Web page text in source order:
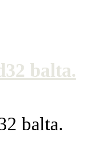
balta.
balta.